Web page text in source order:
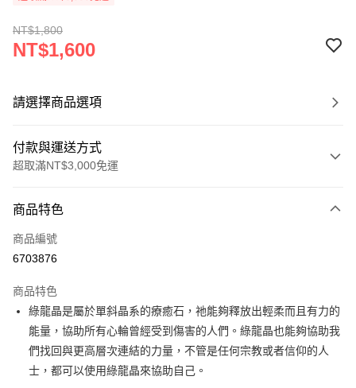
NT$1,800
NT$1,600
請選擇商品選項
付款與運送方式
超取滿NT$3,000免運
信用卡一次付款
超商取貨付款
Apple Pay
街口支付
悠遊付
商品特色
商品編號
6703876
商品特色
綠龍晶是屬於單斜晶系的療癒石，祂能夠釋放出輕柔而且有力的
能量，協助所有心輪曾經受到傷害的人們。綠龍晶也能夠協助我
們找回與更高層次連結的力量，不管是任何宗教或者信仰的人
士，都可以使用綠龍晶來協助自己。